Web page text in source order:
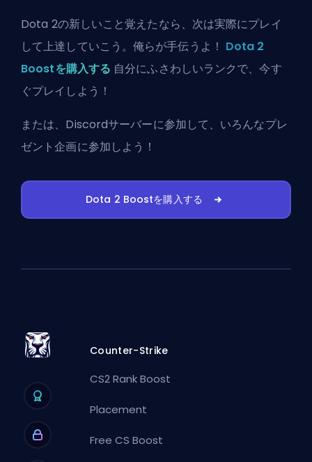
Dota 2の新しいこと覚えたなら、次は実際にプレイ
して上達していこう。俺らが手伝うよ！ Dota 2
Boostを購入する 自分にふさわしいランクで、今す
ぐプレイしよう！
または、 Discordサーバーに参加して、いろんなプレ
ゼント企画に参加しよう！
Dota 2 Boostを購入する
Counter-Strike
CS2 Rank Boost
Placement
Free CS Boost